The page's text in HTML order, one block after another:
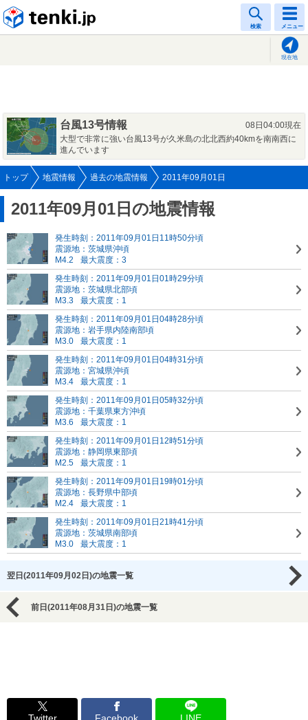
検索 メニュー
現在地
台風13号情報
08日04:00現在
大型で非常に強い台風13号が久米島の北北西約40kmを南南西に
進んでいます
トップ 地震情報 過去の地震情報 2011年09月01日
2011年09月01日の地震情報
発生時刻：2011年09月01日11時50分頃
震源地：茨城県沖頃
M4.2
最大震度：3
発生時刻：2011年09月01日01時29分頃
震源地：茨城県北部頃
M3.3
最大震度：1
発生時刻：2011年09月01日04時28分頃
震源地：岩手県内陸南部頃
M3.0
最大震度：1
発生時刻：2011年09月01日04時31分頃
震源地：宮城県沖頃
M3.4
最大震度：1
発生時刻：2011年09月01日05時32分頃
震源地：千葉県東方沖頃
M3.6
最大震度：1
発生時刻：2011年09月01日12時51分頃
震源地：静岡県東部頃
M2.5
最大震度：1
発生時刻：2011年09月01日19時01分頃
震源地：長野県中部頃
M2.4
最大震度：1
発生時刻：2011年09月01日21時41分頃
震源地：茨城県南部頃
M3.0
最大震度：1
翌日(2011年09月02日)の地震一覧
前日(2011年08月31日)の地震一覧